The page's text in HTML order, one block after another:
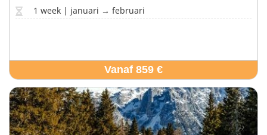
1 week | januari → februari
Vanaf 859 €